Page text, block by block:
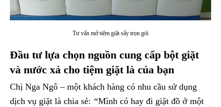
Tư vấn mở tiệm giặt sấy trọn gói
Đầu tư lựa chọn nguồn cung cấp bột giặt
và nước xả cho tiệm giặt là của bạn
Chị Nga Ngô – một khách hàng có nhu cầu sử dụng
dịch vụ giặt là chia sẻ: “Mình có hay đi giặt đồ ở một